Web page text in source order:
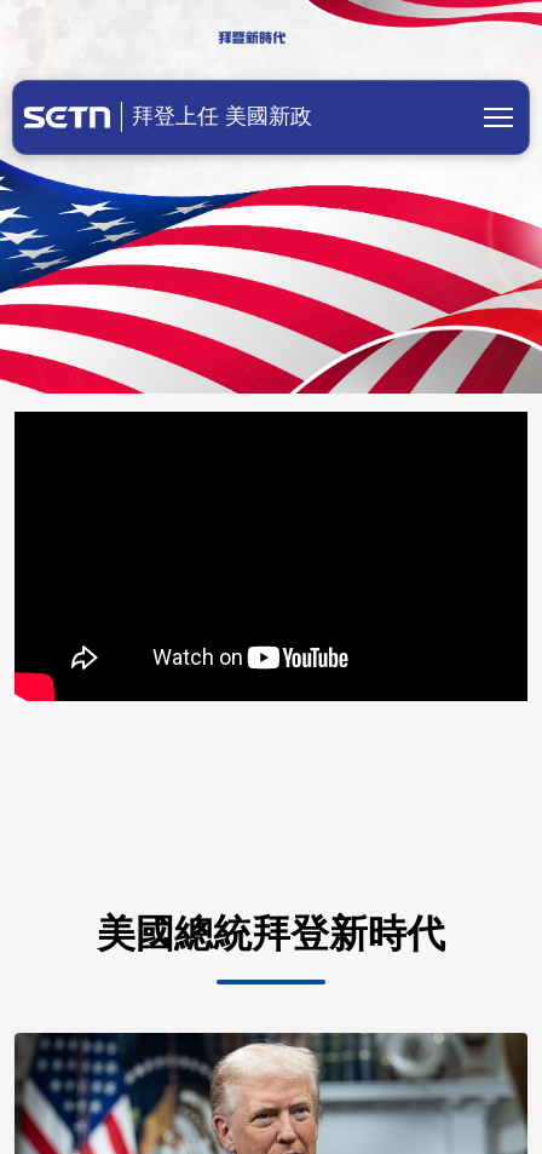
美國總統拜登上任！川普成立
拜登上任 美國新政
美國總統拜登新時代